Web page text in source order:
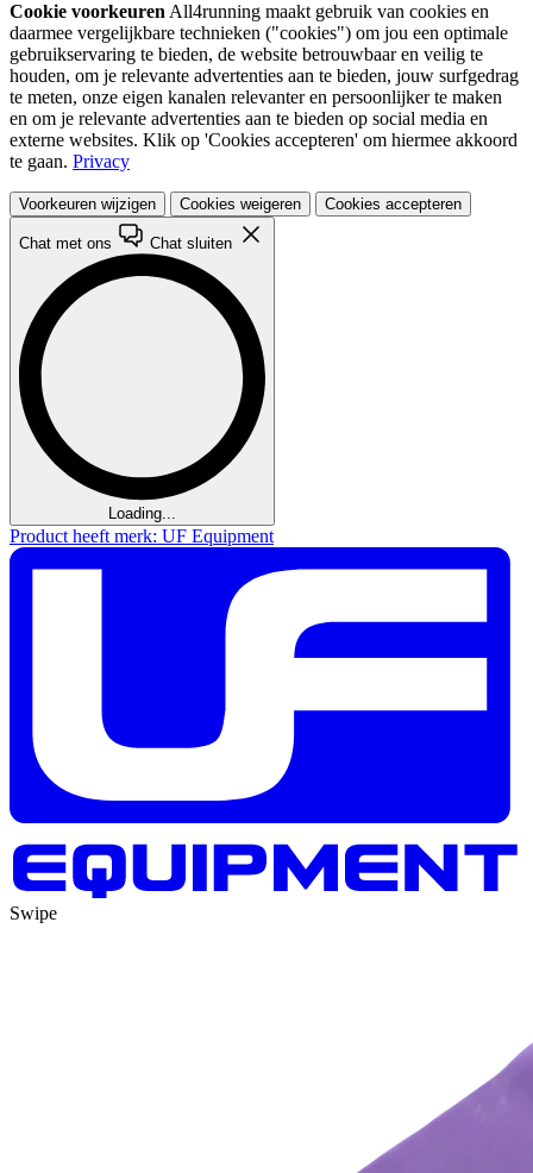
Cookie voorkeuren All4running maakt gebruik van cookies en
daarmee vergelijkbare technieken ("cookies") om jou een optimale
gebruikservaring te bieden, de website betrouwbaar en veilig te
houden, om je relevante advertenties aan te bieden, jouw surfgedrag
te meten, onze eigen kanalen relevanter en persoonlijker te maken
en om je relevante advertenties aan te bieden op social media en
externe websites. Klik op 'Cookies accepteren' om hiermee akkoord
te gaan. Privacy
Voorkeuren wijzigen Cookies weigeren Cookies accepteren
Chat met ons Chat sluiten
Loading...
Product heeft merk: UF Equipment
Swipe